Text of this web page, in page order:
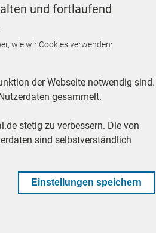
VERTRÄGE KÜNDIGEN
und fortlaufend
wie wir Cookies verwenden:
der Webseite notwendig sind.
gesammelt.
stetig zu verbessern. Die von
sind selbstverständlich
Einstellungen speichern